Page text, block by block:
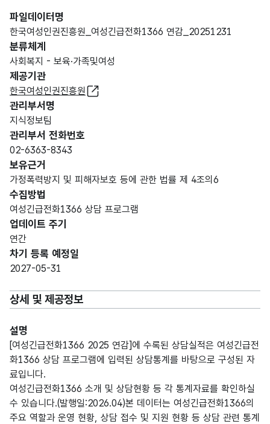
파일데이터명
한국여성인권진흥원_여성긴급전화1366 연감_20251231
분류체계
사회복지 - 보육·가족및여성
제공기관
한국여성인권진흥원
관리부서명
지식정보팀
관리부서 전화번호
02-6363-8343
보유근거
가정폭력방지 및 피해자보호 등에 관한 법률 제 4조의6
수집방법
여성긴급전화1366 상담 프로그램
업데이트 주기
연간
차기 등록 예정일
2027-05-31
상세 및 제공정보
설명
[여성긴급전화1366 2025 연감]에 수록된 상담실적은 여성긴급전
화1366 상담 프로그램에 입력된 상담통계를 바탕으로 구성된 자
료입니다.
여성긴급전화1366 소개 및 상담현황 등 각 통계자료를 확인하실
수 있습니다.(발행일:2026.04)본 데이터는 여성긴급전화1366의
주요 역할과 운영 현황, 상담 접수 및 지원 현황 등 상담 관련 통계